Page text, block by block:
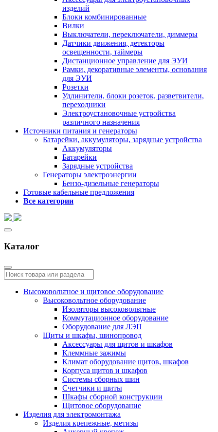
изделий
Блоки комбинированные
Вилки
Выключатели, переключатели, диммеры
Датчики движения, детекторы
освещенности, таймеры
Дистанционное управление для ЭУИ
Рамки, декоративные элементы, основания
для ЭУИ
Розетки
Удлинители, блоки розеток, разветвители,
переходники
Электроустановочные устройства
различного назначения
Источники питания и генераторы
Батарейки, аккумуляторы, зарядные устройства
Аккумуляторы
Батарейки
Зарядные устройства
Генераторы электроэнергии
Бензо-дизельные генераторы
Готовые кабельные предложения
Все категории
Каталог
Высоковольтное и щитовое оборудование
Высоковольтное оборудование
Изоляторы высоковольтные
Коммутационное оборудование
Оборудование для ЛЭП
Щиты и шкафы, шинопровод
Аксессуары для щитов и шкафов
Клеммные зажимы
Климат оборудование щитов, шкафов
Корпуса щитов и шкафов
Системы сборных шин
Счетчики и щиты
Шкафы сборной конструкции
Щитовое оборудование
Изделия для электромонтажа
Изделия крепежные, метизы